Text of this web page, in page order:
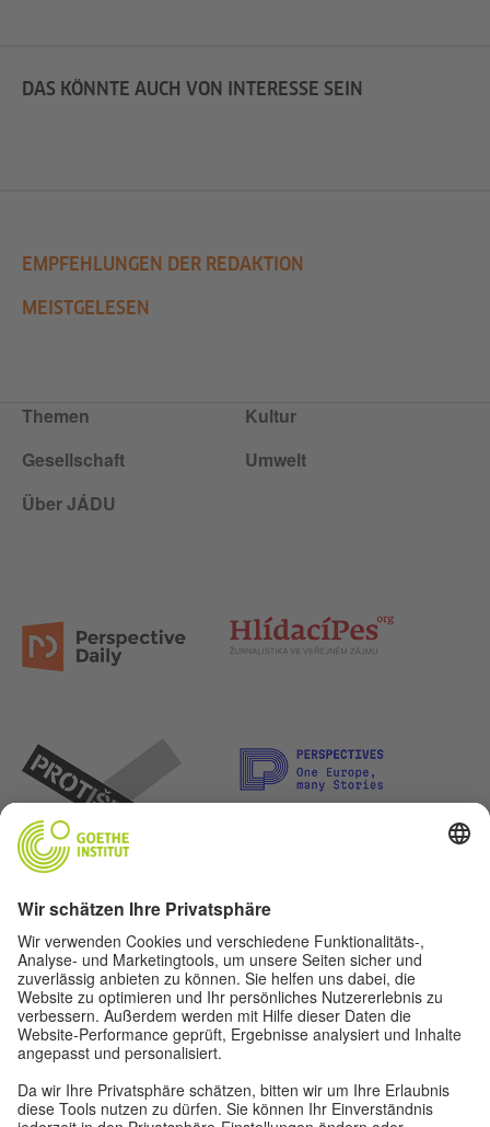
DAS KÖNNTE AUCH VON INTERESSE SEIN
EMPFEHLUNGEN DER REDAKTION
MEISTGELESEN
Themen
Kultur
Gesellschaft
Umwelt
Über JÁDU
Lasst uns Freunde werden. Folge uns: